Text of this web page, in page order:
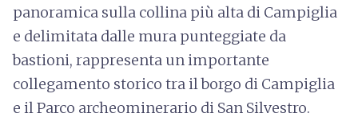
panoramica sulla collina più alta di Campiglia
e delimitata dalle mura punteggiate da
bastioni, rappresenta un importante
collegamento storico tra il borgo di Campiglia
e il Parco archeominerario di San Silvestro.